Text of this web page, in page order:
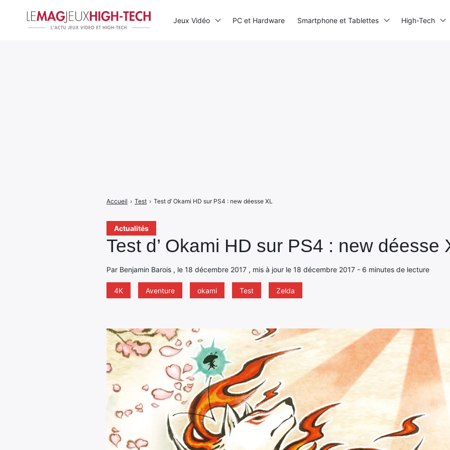
Actualités
Test d’ Okami HD sur PS4 : new déesse
Par Benjamin Barois , le 18 décembre 2017 , mis à jour le 18 décembre 2017 - 6 minutes de lecture
4K Aventure okami Test Zelda
Accueil › Test › Test d’ Okami HD sur PS4 : new déesse XL
Jeux Vidéo PC et Hardware Smartphone et Tablettes High-Tech